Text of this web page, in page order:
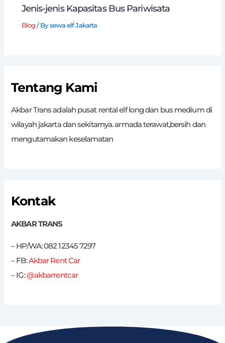
Jenis-jenis Kapasitas Bus Pariwisata
Blog/ By sewa elf Jakarta
Tentang Kami
Akbar Trans adalah pusat rental elf long dan bus medium di
wilayah jakarta dan sekitarnya. armada terawat,bersih dan
mengutamakan keselamatan
Kontak
AKBAR TRANS
– HP/WA: 082 12345 7297
– FB:Akbar Rent Car
– IG:@akbarrentcar